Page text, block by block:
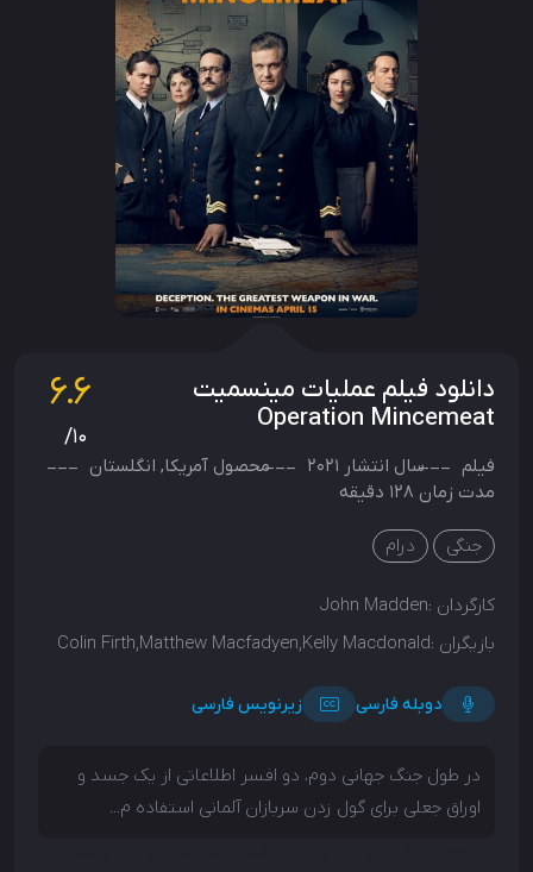
دانلود فیلم عملیات مینسمیت
Operation Mincemeat
6.6
/10
فیلم سال انتشار 2021 محصول آمریکا, انگلستان
مدت زمان 128 دقیقه
جنگی درام
کارگردان :John Madden
بازیگران :Colin Firth,Matthew Macfadyen,Kelly Macdonald
دوبله فارسی زیرنویس فارسی
در طول جنگ جهانی دوم، دو افسر اطلاعاتی از یک جسد و
اوراق جعلی برای گول زدن سربازان آلمانی استفاده م...